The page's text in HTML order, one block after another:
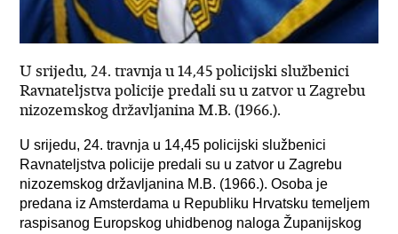
U srijedu, 24. travnja u 14,45 policijski službenici
Ravnateljstva policije predali su u zatvor u Zagrebu
nizozemskog državljanina M.B. (1966.).
U srijedu, 24. travnja u 14,45 policijski službenici
Ravnateljstva policije predali su u zatvor u Zagrebu
nizozemskog državljanina M.B. (1966.). Osoba je
predana iz Amsterdama u Republiku Hrvatsku temeljem
raspisanog Europskog uhidbenog naloga Županijskog